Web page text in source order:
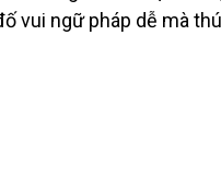
vui ngữ pháp dễ mà